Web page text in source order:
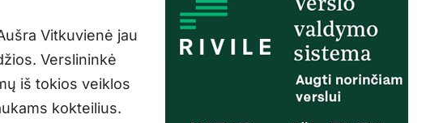
Vitkuvienė jau
Verslininkė
iš tokios veiklos
kokteilius.